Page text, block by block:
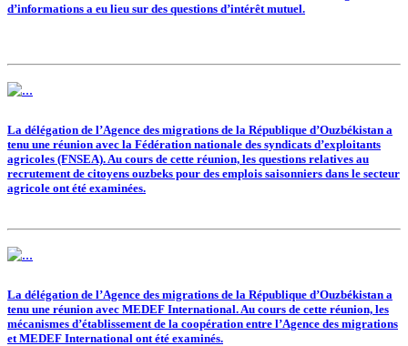
d’informations a eu lieu sur des questions d’intérêt mutuel.
La délégation de l’Agence des migrations de la République d’Ouzbékistan a
tenu une réunion avec la Fédération nationale des syndicats d’exploitants
agricoles (FNSEA). Au cours de cette réunion, les questions relatives au
recrutement de citoyens ouzbeks pour des emplois saisonniers dans le secteur
agricole ont été examinées.
La délégation de l’Agence des migrations de la République d’Ouzbékistan a
tenu une réunion avec MEDEF International. Au cours de cette réunion, les
mécanismes d’établissement de la coopération entre l’Agence des migrations
et MEDEF International ont été examinés.